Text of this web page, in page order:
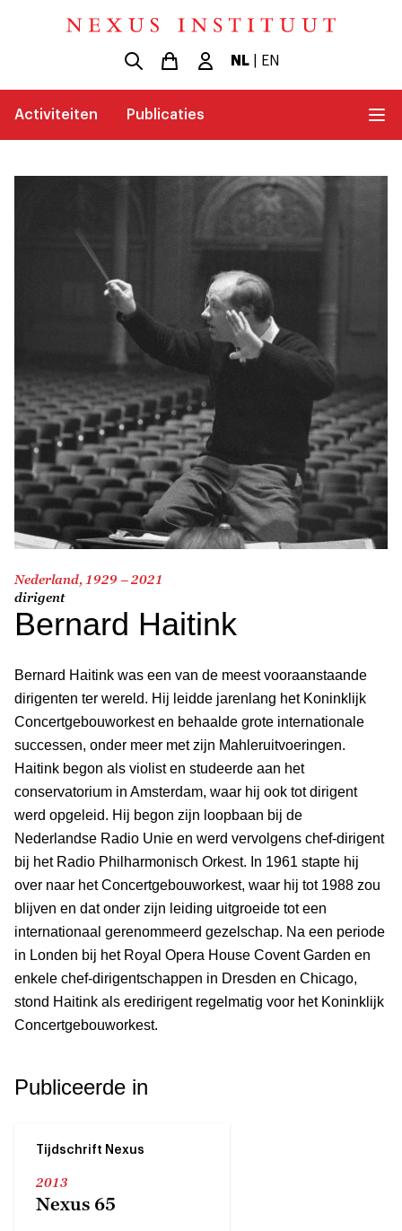
NL| EN
Activiteiten Publicaties
Nederland, 1929 – 2021
dirigent
Bernard Haitink
Bernard Haitink was een van de meest vooraanstaande
dirigenten ter wereld. Hij leidde jarenlang het Koninklijk
Concertgebouworkest en behaalde grote internationale
successen, onder meer met zijn Mahleruitvoeringen.
Haitink begon als violist en studeerde aan het
conservatorium in Amsterdam, waar hij ook tot dirigent
werd opgeleid. Hij begon zijn loopbaan bij de
Nederlandse Radio Unie en werd vervolgens chef-dirigent
bij het Radio Philharmonisch Orkest. In 1961 stapte hij
over naar het Concertgebouworkest, waar hij tot 1988 zou
blijven en dat onder zijn leiding uitgroeide tot een
internationaal gerenommeerd gezelschap. Na een periode
in Londen bij het Royal Opera House Covent Garden en
enkele chef-dirigentschappen in Dresden en Chicago,
stond Haitink als eredirigent regelmatig voor het Koninklijk
Concertgebouworkest.
Publiceerde in
Tijdschrift Nexus
2013
Nexus 65